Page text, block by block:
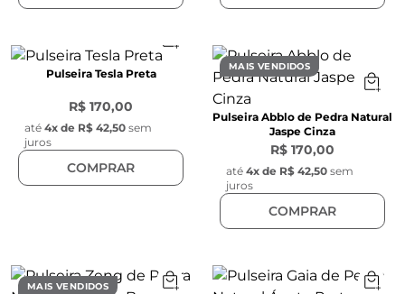
Pulseira Tesla Preta
R$ 170,00
até 4x de R$ 42,50 sem
juros
COMPRAR
MAIS VENDIDOS
Pulseira Abblo de Pedra Natural
Jaspe Cinza
R$ 170,00
até 4x de R$ 42,50 sem
juros
COMPRAR
MAIS VENDIDOS